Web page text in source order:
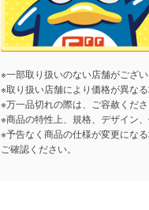
※一部取り扱いのない店舗がござい
※取り扱い店舗により価格が異なる
※万一品切れの際は、ご容赦くださ
※商品の特性上、規格、デザイン
※予告なく商品の仕様が変更にな
ご確認ください。